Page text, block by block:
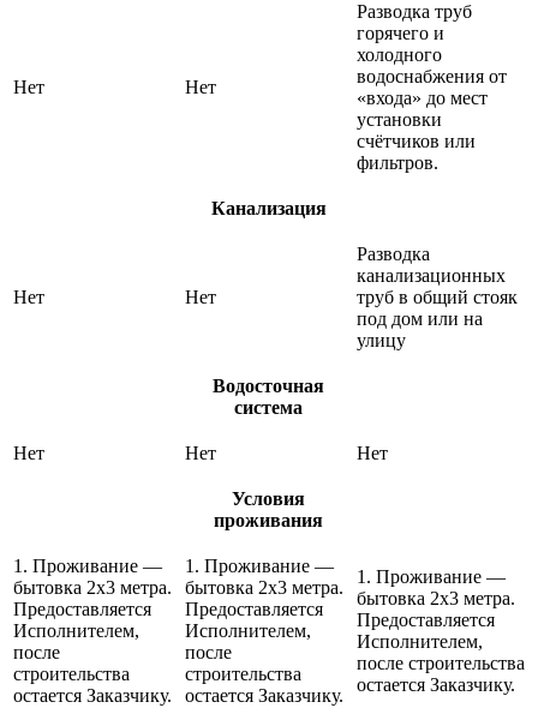
Нет Нет
Разводка труб
горячего и
холодного
водоснабжения от
«входа» до мест
установки
счётчиков или
фильтров.
Канализация
Нет Нет
Разводка
канализационных
труб в общий стояк
под дом или на
улицу
Водосточная
система
Нет Нет Нет
Условия
проживания
1. Проживание —
бытовка 2х3 метра.
Предоставляется
Исполнителем,
после
строительства
остается Заказчику.
1. Проживание —
бытовка 2х3 метра.
Предоставляется
Исполнителем,
после
строительства
остается Заказчику.
1. Проживание —
бытовка 2х3 метра.
Предоставляется
Исполнителем,
после строительства
остается Заказчику.